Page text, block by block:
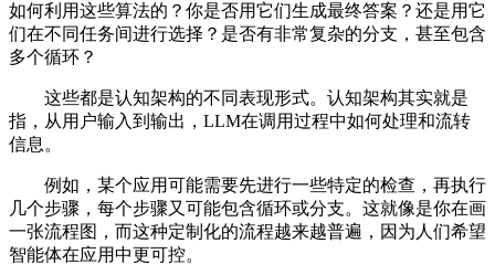
如何利用这些算法的？你是否用它们生成最终答案？还是用它
们在不同任务间进行选择？是否有非常复杂的分支，甚至包含
多个循环？
这些都是认知架构的不同表现形式。认知架构其实就是
指，从用户输入到输出，LLM在调用过程中如何处理和流转
信息。
例如，某个应用可能需要先进行一些特定的检查，再执行
几个步骤，每个步骤又可能包含循环或分支。这就像是你在画
一张流程图，而这种定制化的流程越来越普遍，因为人们希望
智能体在应用中更可控。